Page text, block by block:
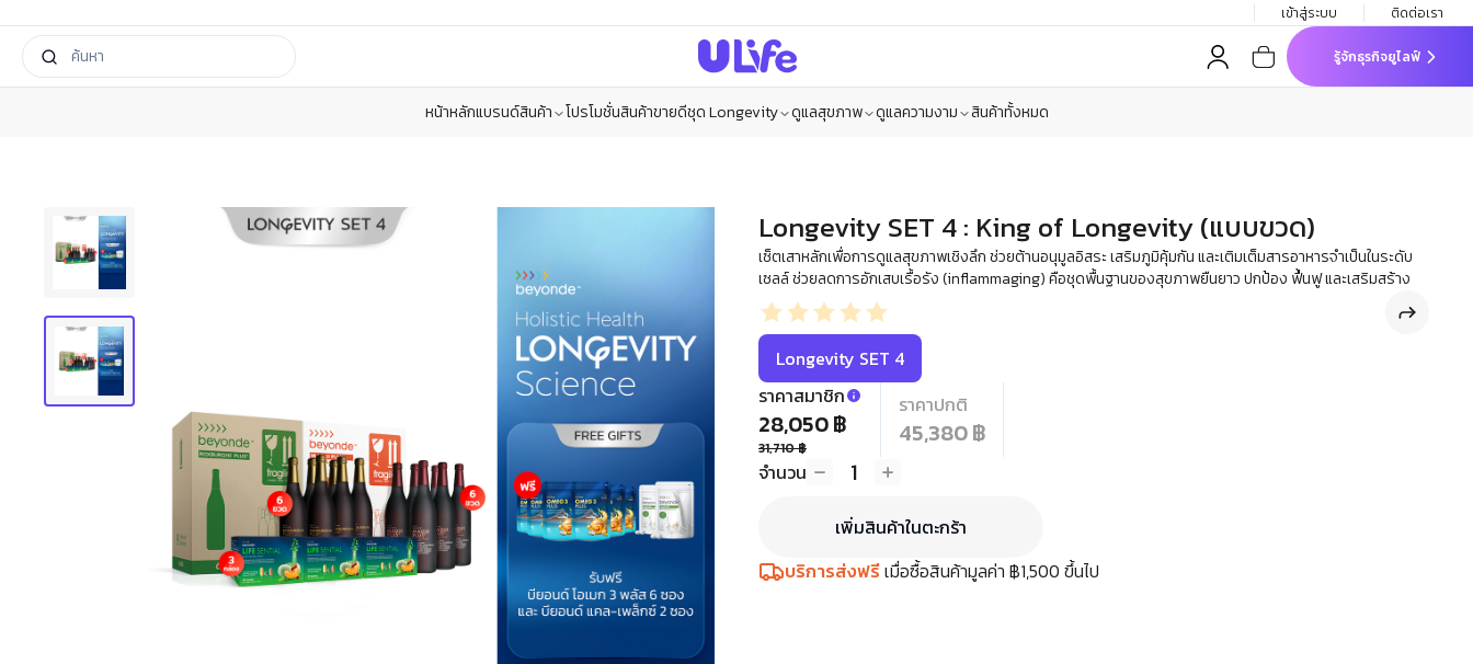
เข้าสู่ระบบ ติดต่อเรา
รู้จักธุรกิจยูไลฟ์
หน้าหลักแบรนด์สินค้า โปรโมชั่นสินค้าขายดีชุด Longevity ดูแลสุขภาพ ดูแลความงาม สินค้าทั้งหมด
Longevity SET 4 : King of Longevity (แบบขวด)
เซ็ตเสาหลักเพื่อการดูแลสุขภาพเชิงลึก ช่วยต้านอนุมูลอิสระ เสริมภูมิคุ้มกัน และเติมเต็มสารอาหารจำเป็นในระดับ
เซลล์ ช่วยลดการอักเสบเรื้อรัง (inflammaging) คือชุดพื้นฐานของสุขภาพยืนยาว ปกป้อง ฟื้นฟู และเสริมสร้าง
Longevity SET 4
ราคาสมาชิก
28,050 ฿
31,710 ฿
ราคาปกติ
45,380 ฿
จำนวน 1
เพิ่มสินค้าในตะกร้า
บริการส่งฟรีเมื่อซื้อสินค้ามูลค่า ฿1,500 ขึ้นไป